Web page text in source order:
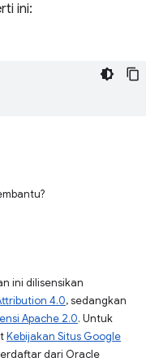
ini:
ini dilisensikan
4.0, sedangkan
Apache 2.0. Untuk
Kebijakan Situs Google
dari Oracle